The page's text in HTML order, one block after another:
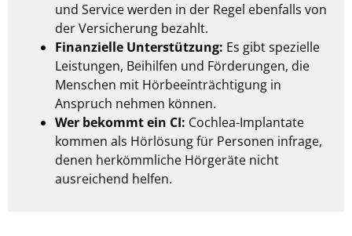
und Service werden in der Regel ebenfalls von
der Versicherung bezahlt.
Finanzielle Unterstützung: Es gibt spezielle
Leistungen, Beihilfen und Förderungen, die
Menschen mit Hörbeeinträchtigung in
Anspruch nehmen können.
Wer bekommt ein CI: Cochlea-Implantate
kommen als Hörlösung für Personen infrage,
denen herkömmliche Hörgeräte nicht
ausreichend helfen.